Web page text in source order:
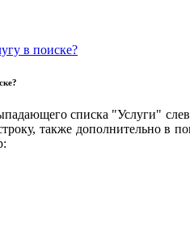
в поиске?
?
списка "Услуги"
также дополнительно в